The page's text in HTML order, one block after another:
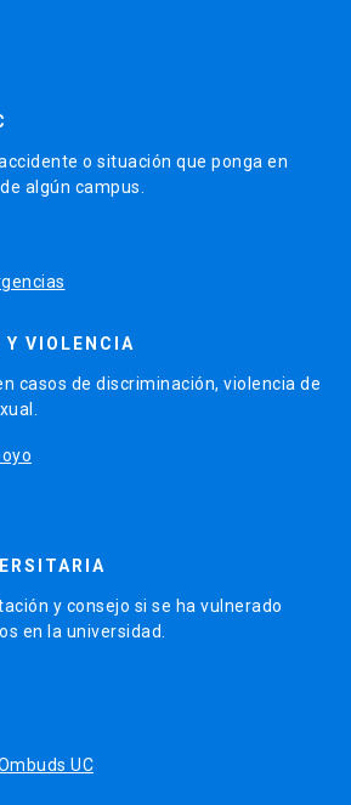
o situación que ponga en
algún campus.
Y VIOLENCIA
casos de discriminación, violencia de
y consejo si se ha vulnerado
en la universidad.
UC